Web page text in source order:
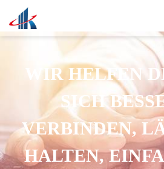
WIR HELFEN
SICH
VERBINDEN,
HALTEN,